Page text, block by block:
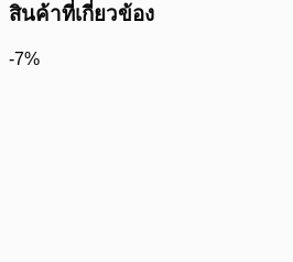
สินค้าที่เกี่ยวข้อง
-7%